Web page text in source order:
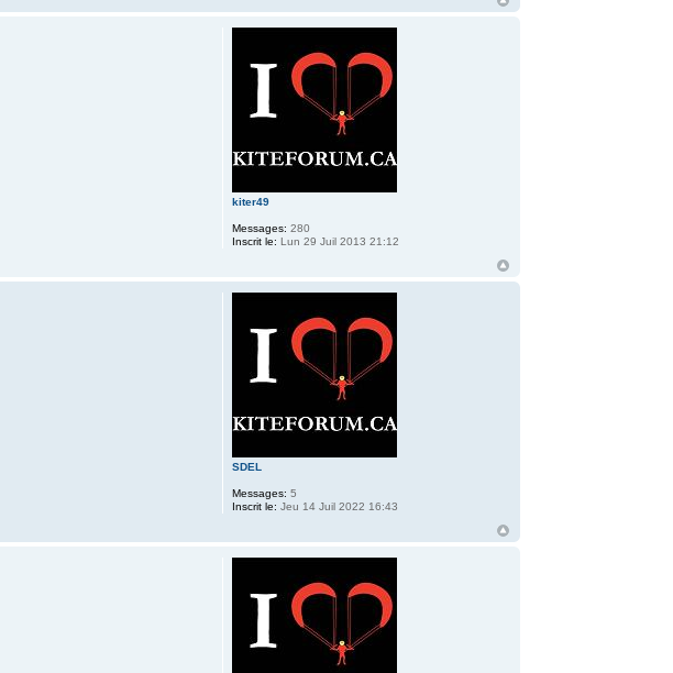
kiter49
Messages: 280
Inscrit le: Lun 29 Juil 2013 21:12
SDEL
Messages: 5
Inscrit le: Jeu 14 Juil 2022 16:43